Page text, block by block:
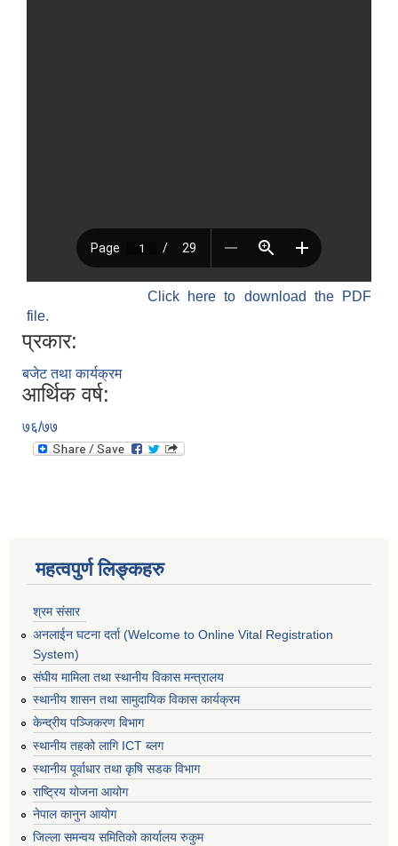
Click here to download the PDF
file.
प्रकार:
बजेट तथा कार्यक्रम
आर्थिक वर्ष:
७६/७७
महत्वपुर्ण लिङ्कहरु
श्रम संसार
अनलाईन घटना दर्ता (Welcome to Online Vital Registration
System)
संघीय मामिला तथा स्थानीय विकास मन्त्रालय
स्थानीय शासन तथा सामुदायिक विकास कार्यक्रम
केन्द्रीय पञ्जिकरण विभाग
स्थानीय तहको लागि ICT ब्लग
स्थानीय पूर्वाधार तथा कृषि सडक विभाग
राष्ट्रिय योजना आयोग
नेपाल कानुन आयोग
जिल्ला समन्वय समितिको कार्यालय रुकुम